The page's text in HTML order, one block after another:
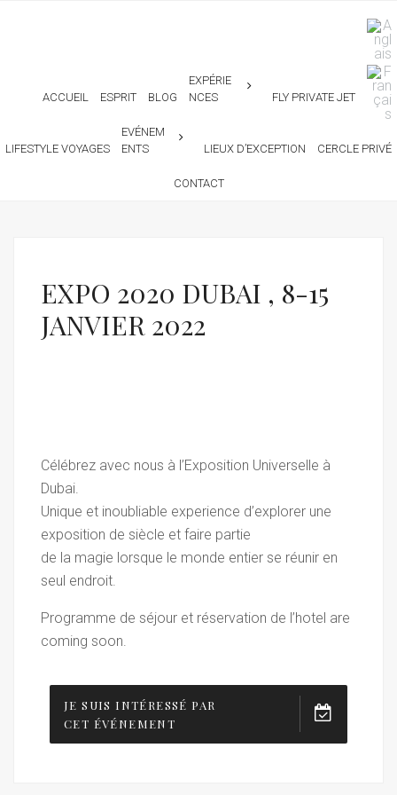
ACCUEIL ESPRIT BLOG
EXPÉRIE
NCES
FLY PRIVATE JET
LIFESTYLE VOYAGES
EVÉNEM
ENTS
LIEUX D’EXCEPTION CERCLE PRIVÉ
CONTACT
EXPO 2020 DUBAI , 8-15
JANVIER 2022
Célébrez avec nous à l’Exposition Universelle à
Dubai.
Unique et inoubliable experience d’explorer une
exposition de siècle et faire partie
de la magie lorsque le monde entier se réunir en
seul endroit.
Programme de séjour et réservation de l’hotel are
coming soon.
JE SUIS INTÉRESSÉ PAR
CET ÉVÉNEMENT